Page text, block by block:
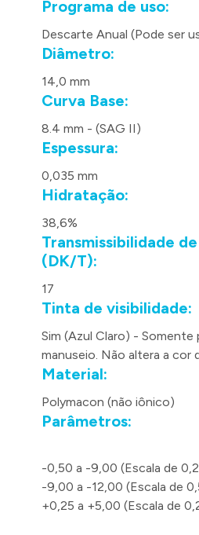
Programa de uso:
Descarte Anual (Pode ser
Diâmetro:
14,0 mm
Curva Base:
8.4 mm - (SAG II)
Espessura:
0,035 mm
Hidratação:
38,6%
Transmissibilidade
(DK/T):
17
Tinta de visibilidade:
Sim (Azul Claro) - Somente
manuseio. Não altera a cor
Material:
Polymacon (não iônico)
Parâmetros:
-0,50 a -9,00 (Escala de
-9,00 a -12,00 (Escala de
+0,25 a +5,00 (Escala de